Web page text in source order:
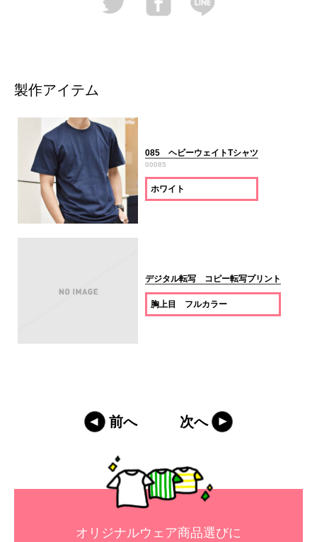
製作アイテム
085 ヘビーウェイトTシャツ
00085
ホワイト
デジタル転写 コピー転写プリント
胸上目 フルカラー
前へ 次へ
オリジナルウェア商品選びに